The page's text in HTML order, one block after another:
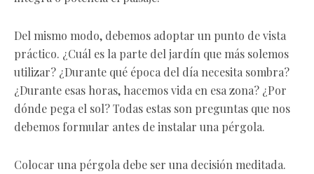
Del mismo modo, debemos adoptar un punto de vista
práctico. ¿Cuál es la parte del jardín que más solemos
utilizar? ¿Durante qué época del día necesita sombra?
¿Durante esas horas, hacemos vida en esa zona? ¿Por
dónde pega el sol? Todas estas son preguntas que nos
debemos formular antes de instalar una pérgola.
Colocar una pérgola debe ser una decisión meditada.